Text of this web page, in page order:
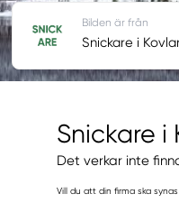
Snickare i
Det verkar inte
Vill du att din firma ska
Bilden är från
Snickare i